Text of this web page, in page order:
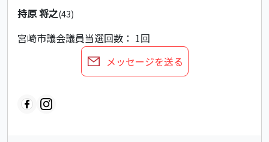
持原 将之(43)
宮崎市議会議員当選回数： 1回
メッセージを送る